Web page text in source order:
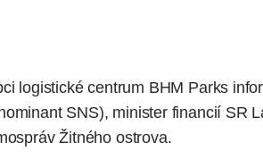
logistické centrum BHM Parks
SNS), minister financií SR
Žitného ostrova.